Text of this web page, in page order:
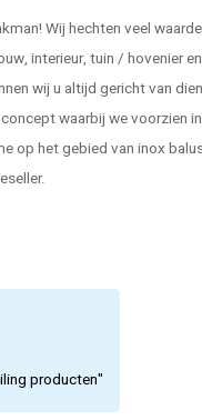
Wij hechten veel
interieur, tuin / hovenier
wij u altijd gericht van
waarbij we voorzien
op het gebied van inox
producten"